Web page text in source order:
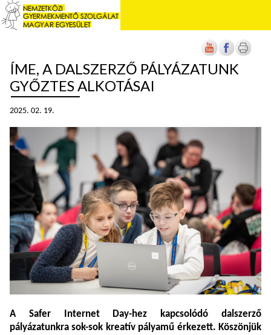
ÍME, A DALSZERZŐ PÁLYÁZATUNK
GYŐZTES ALKOTÁSAI
2025. 02. 19.
A Safer Internet Day-hez kapcsolódó dalszerző
pályázatunkra sok-sok kreatív pályamű érkezett. Köszönjük